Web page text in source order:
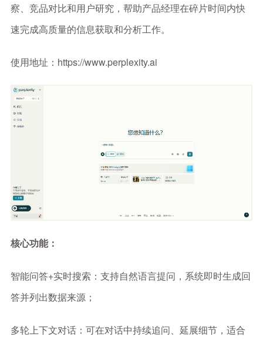
察、竞品对比和用户研究，帮助产品经理在碎片时间内快
速完成高质量的信息获取和分析工作。
使用地址：https://www.perplexity.ai
核心功能：
智能问答+实时搜索：支持自然语言提问，系统即时生成回
答并列出数据来源；
多轮上下文对话：可在对话中持续追问、延展细节，适合